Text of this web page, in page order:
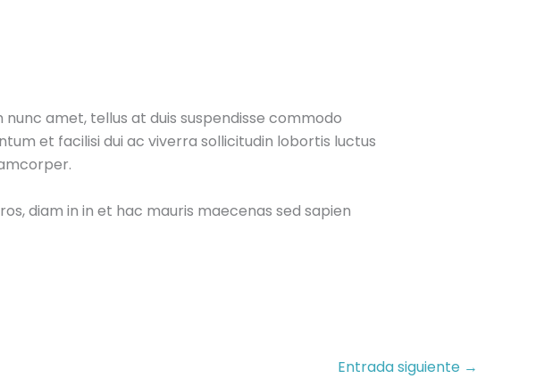
amet, tellus at duis suspendisse commodo
et facilisi dui ac viverra sollicitudin lobortis luctus
diam in in et hac mauris maecenas sed sapien
Entrada siguiente →